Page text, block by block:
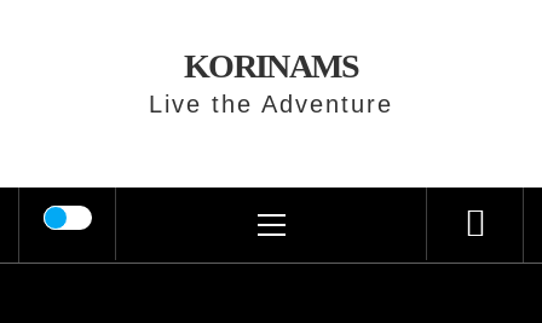
KORINAMS
Live the Adventure
Menu